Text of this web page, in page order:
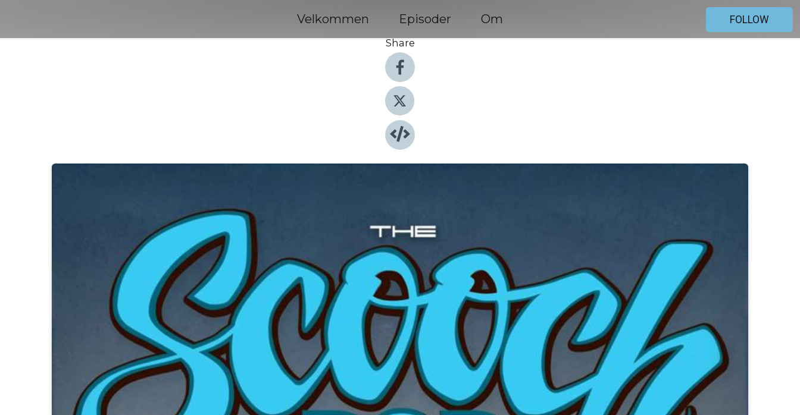
Velkommen Episoder Om
FOLLOW
Share